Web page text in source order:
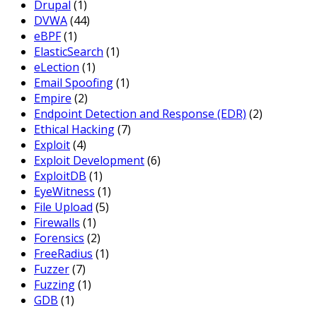
Drupal (1)
DVWA(44)
eBPF(1)
ElasticSearch (1)
eLection (1)
Email Spoofing(1)
Empire (2)
Endpoint Detection and Response (EDR) (2)
Ethical Hacking(7)
Exploit(4)
Exploit Development(6)
ExploitDB (1)
EyeWitness (1)
File Upload (5)
Firewalls (1)
Forensics (2)
FreeRadius (1)
Fuzzer(7)
Fuzzing(1)
GDB (1)